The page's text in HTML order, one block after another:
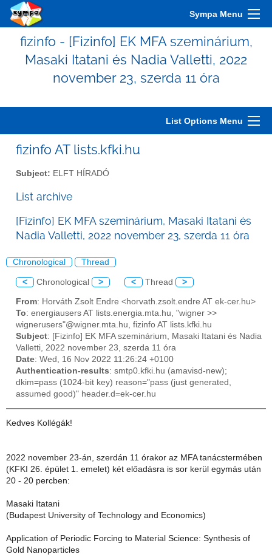
Sympa Menu
fizinfo - [Fizinfo] EK MFA szeminárium,
Masaki Itatani és Nadia Valletti, 2022
november 23, szerda 11 óra
List Options Menu
fizinfo AT lists.kfki.hu
Subject: ELFT HÍRADÓ
List archive
[Fizinfo] EK MFA szeminárium, Masaki Itatani és
Nadia Valletti, 2022 november 23, szerda 11 óra
Chronological Thread
< Chronological > < Thread >
From: Horváth Zsolt Endre <horvath.zsolt.endre AT ek-cer.hu>
To: energiausers AT lists.energia.mta.hu, "wigner >>
wignerusers"@wigner.mta.hu, fizinfo AT lists.kfki.hu
Subject: [Fizinfo] EK MFA szeminárium, Masaki Itatani és Nadia
Valletti, 2022 november 23, szerda 11 óra
Date: Wed, 16 Nov 2022 11:26:24 +0100
Authentication-results: smtp0.kfki.hu (amavisd-new);
dkim=pass (1024-bit key) reason="pass (just generated,
assumed good)" header.d=ek-cer.hu
Kedves Kollégák!
2022 november 23-án, szerdán 11 órakor az MFA tanácstermében
(KFKI 26. épület 1. emelet) két előadásra is sor kerül egymás után
20 - 20 percben:
Masaki Itatani
(Budapest University of Technology and Economics)
Application of Periodic Forcing to Material Science: Synthesis of
Gold Nanoparticles